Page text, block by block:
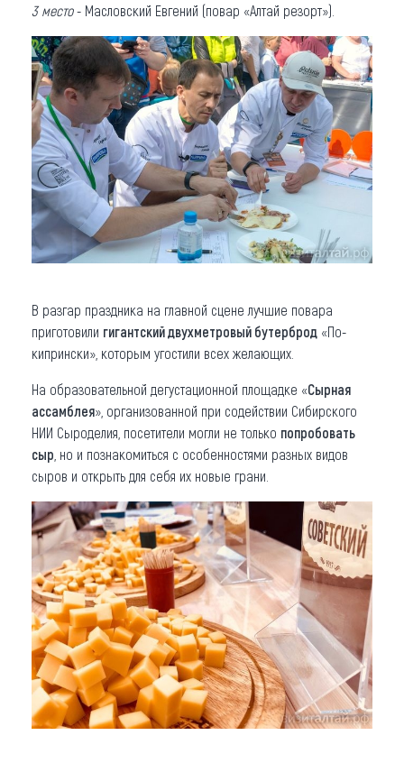
3 место- Масловский Евгений (повар «Алтай резорт»).
В разгар праздника на главной сцене лучшие повара
приготовили гигантский двухметровый бутерброд «По-
кипрински», которым угостили всех желающих.
На образовательной дегустационной площадке «Сырная
ассамблея», организованной при содействии Сибирского
НИИ Сыроделия, посетители могли не только попробовать
сыр , но и познакомиться с особенностями разных видов
сыров и открыть для себя их новые грани.